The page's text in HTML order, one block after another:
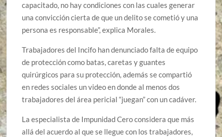
capacitado, no hay condiciones con las cuales generar
una convicción cierta de que un delito se cometió y una
persona es responsable”, explica Morales.
Trabajadores del Incifo han denunciado falta de equipo
de protección como batas, caretas y guantes
quirúrgicos para su protección, además se compartió
en redes sociales un video en donde al menos dos
trabajadores del área pericial “juegan” con un cadáver.
La especialista de Impunidad Cero considera que más
allá del acuerdo al que se llegue con los trabajadores,